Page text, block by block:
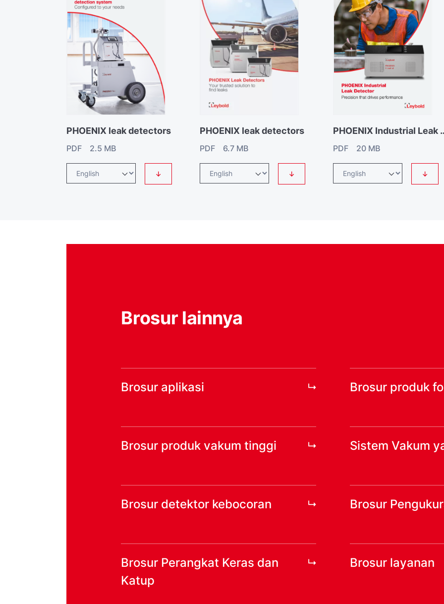
PHOENIX leak detectors
PDF 2.5 MB
↓
PHOENIX leak detectors
PDF 6.7 MB
↓
PHOENIX
PDF 20 MB
↓
Brosur lainnya
Brosur aplikasi Brosur produk
Brosur produk vakum tinggi Sistem Vakum
Brosur detektor kebocoran Brosur
Brosur Perangkat Keras dan
Katup
Brosur layanan